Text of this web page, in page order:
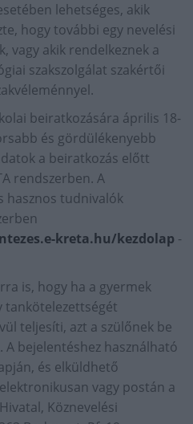
lehetséges, akik
hogy további egy nevelési
vagy akik rendelkeznek a
szakszolgálat szakértői
beiratkozására április 18-
és gördülékenyebb
a beiratkozás előtt
rendszerben. A
hasznos tudnivalók
kreta.hu/kezdolap -
is, hogy ha a gyermek
tankötelezettségét
teljesíti, azt a szülőnek be
bejelentéshez használható
és elküldhető
vagy postán a
Köznevelési